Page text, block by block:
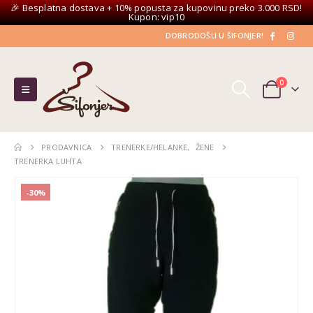
🎉 Besplatna dostava + 10% popusta za kupovinu preko 3.000 RSD!
Kupon: vip10
DOBRODOŠLI U ŠIFONJER!
0
PRODAVNICA TRENERKE/HELANKE,
ŽENE
TRENERKA LUHTA
-30%